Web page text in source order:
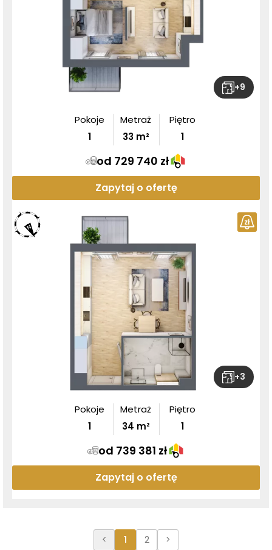
+9
Pokoje
1
Metraż
33m²
Piętro
1
od 729 740 zł
Zapytaj o ofertę
+3
Pokoje
1
Metraż
34 m²
Piętro
1
od 739 381 zł
Zapytaj o ofertę
< 1 2 >